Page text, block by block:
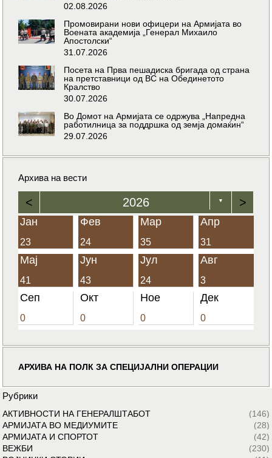
02.08.2026
Промовирани нови офицери на Армијата во
Воената академија „Генерал Михаило
Апостолски“
31.07.2026
Посета на Прва пешадиска бригада од страна
на претставници од ВС на Обединетото
Кралство
30.07.2026
Во Домот на Армијата се одржува „Напредна
работилница за поддршка од земја домаќин“
29.07.2026
Архива на вести
< 2026 ▼ >
Јан
23
Фев
24
Мар
35
Апр
31
Мај
41
Јун
43
Јул
24
Авг
3
Сеп
0
Окт
0
Ное
0
Дек
0
АРХИВА НА ПОЛК ЗА СПЕЦИЈАЛНИ ОПЕРАЦИИ
Рубрики
АКТИВНОСТИ НА ГЕНЕРАЛШТАБОТ
(146)
АРМИЈАТА ВО МЕДИУМИТЕ
(28)
АРМИЈАТА И СПОРТОТ
(42)
ВЕЖБИ
(230)